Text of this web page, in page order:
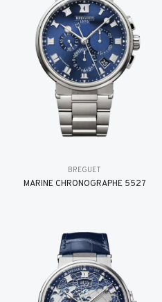
BREGUET
MARINE CHRONOGRAPHE 5527